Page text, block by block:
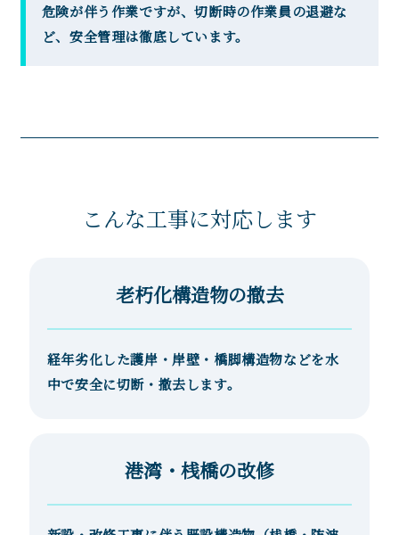
危険が伴う作業ですが、切断時の作業員の退避な
ど、安全管理は徹底しています。
こんな工事に対応します
老朽化構造物の撤去
経年劣化した護岸・岸壁・橋脚構造物などを水
中で安全に切断・撤去します。
港湾・桟橋の改修